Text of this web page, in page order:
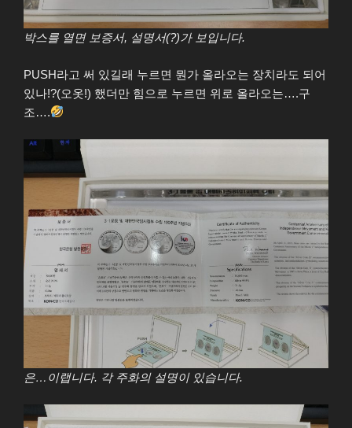
박스를 열면 보증서, 설명서(?)가 보입니다.
PUSH라고 써 있길래 누르면 뭔가 올라오는 장치라도 되어
있나!?(오옷!) 했더만 힘으로 누르면 위로 올라오는….구
조….
은…이랩니다. 각 주화의 설명이 있습니다.